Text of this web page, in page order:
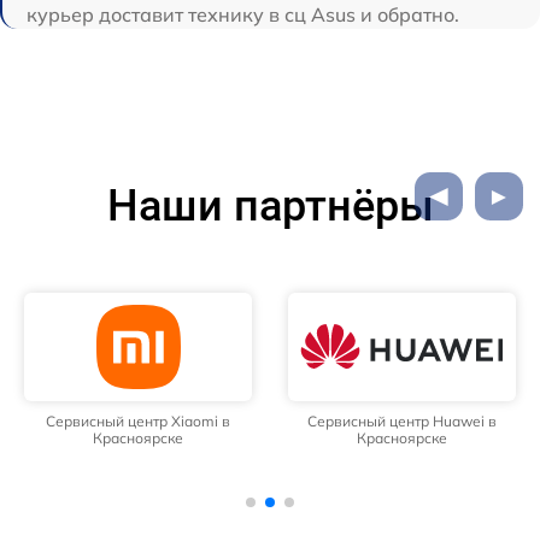
курьер доставит технику в сц Asus и обратно.
Наши партнёры
Сервисный центр Xiaomi в
Красноярске
Сервисный центр Huawei в
Красноярске